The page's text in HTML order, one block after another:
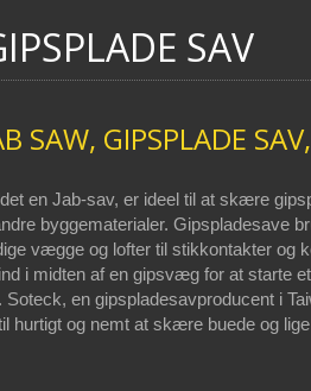
SAV
SAW, GIPSPLADE
en Jab-sav, er ideel til at skære
byggematerialer. Gipspladesave
vægge og lofter til stikkontakter og
i midten af en gipsvæg for at starte
en gipspladesavproducent i
hurtigt og nemt at skære buede og lige